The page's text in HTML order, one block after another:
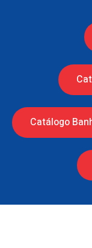
Catálogo